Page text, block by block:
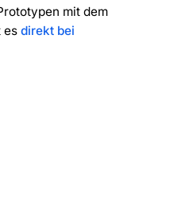
mit dem
es direkt bei